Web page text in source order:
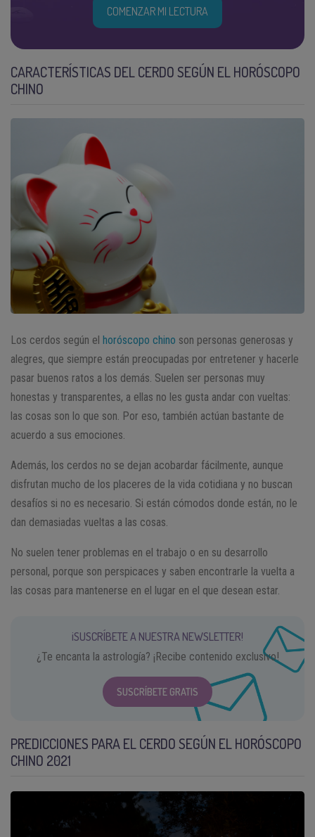
COMENZAR MI LECTURA
CARACTERÍSTICAS DEL CERDO SEGÚN EL HORÓSCOPO
CHINO
Los cerdos según el horóscopo chino son personas generosas y
alegres, que siempre están preocupadas por entretener y hacerle
pasar buenos ratos a los demás. Suelen ser personas muy
honestas y transparentes, a ellas no les gusta andar con vueltas:
las cosas son lo que son. Por eso, también actúan bastante de
acuerdo a sus emociones.
Además, los cerdos no se dejan acobardar fácilmente, aunque
disfrutan mucho de los placeres de la vida cotidiana y no buscan
desafíos si no es necesario. Si están cómodos donde están, no le
dan demasiadas vueltas a las cosas.
No suelen tener problemas en el trabajo o en su desarrollo
personal, porque son perspicaces y saben encontrarle la vuelta a
las cosas para mantenerse en el lugar en el que desean estar.
¡SUSCRÍBETE A NUESTRA NEWSLETTER!
¿Te encanta la astrología? ¡Recibe contenido exclusivo!
SUSCRÍBETE GRATIS
PREDICCIONES PARA EL CERDO SEGÚN EL HORÓSCOPO
CHINO 2021